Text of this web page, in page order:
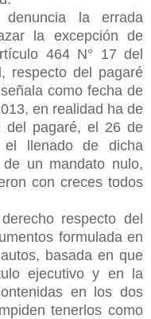
la errada
la excepción de
464 N° 17 del
respecto del pagaré
como fecha de
en realidad ha de
del pagaré, el 26 de
llenado de dicha
un mandato nulo,
con creces todos
respecto del
formulada en
basada en que
ejecutivo y en la
en los dos
tenerlos como